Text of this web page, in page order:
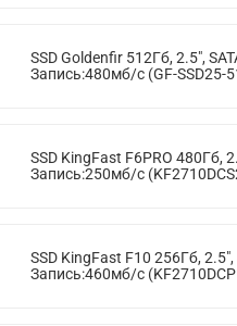
SSD Goldenfir 512Гб, 2.5",
Запись:480мб/с (GF-SSD25-
SSD KingFast F6PRO 480Гб,
Запись:250мб/с
SSD KingFast F10 256Гб,
Запись:460мб/с